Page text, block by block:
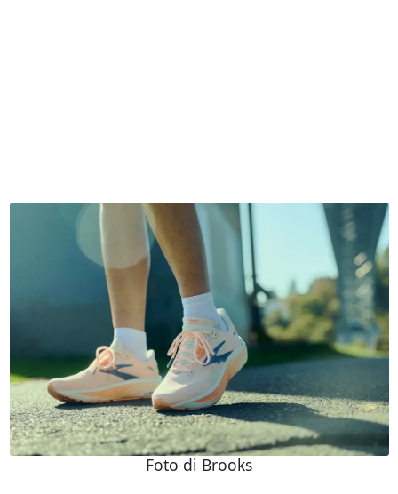
Foto di Brooks